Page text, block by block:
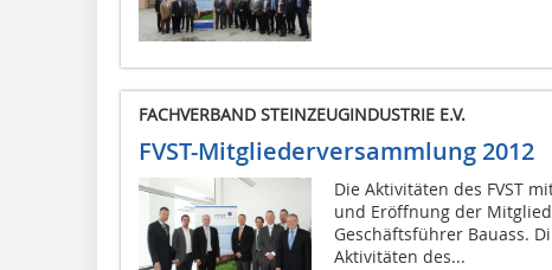
FACHVERBAND STEINZEUGINDUSTRIE E.V.
FVST-Mitgliederversammlung 2012
Die Aktivitäten des FVST
und Eröffnung der
Geschäftsführer Bauass.
Aktivitäten des...